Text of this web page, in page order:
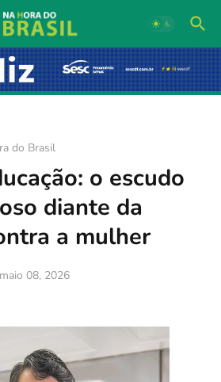
do Brasil
o escudo
diante da
a mulher
maio 08, 2026